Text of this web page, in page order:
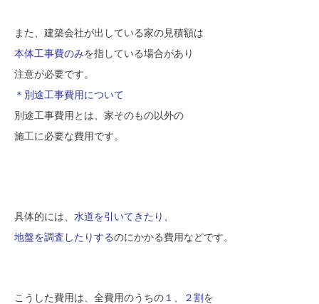
また、建築会社が出している家の見積額は
本体工事費のみを指している場合があり
注意が必要です。
＊別途工事費用について
別途工事費用とは、家そのもの以外の
施工に必要な費用です。
具体的には、 水道を引いてきたり、
地盤を調査したりするのにかかる費用などです。
こうした費用は、 全費用のうちの １、２割 を